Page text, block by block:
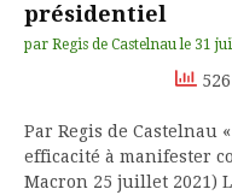
présidentiel
par Regis de Castelnau le 31
Par Regis de Castelnau
efficacité à manifester
Macron 25 juillet 2021)